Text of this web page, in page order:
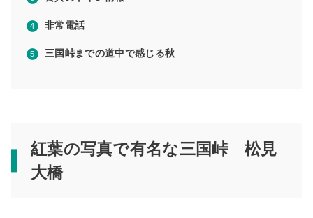
非常電話
三国峠までの道中で感じる秋
紅葉の写真で有名な三国峠 松見
大橋